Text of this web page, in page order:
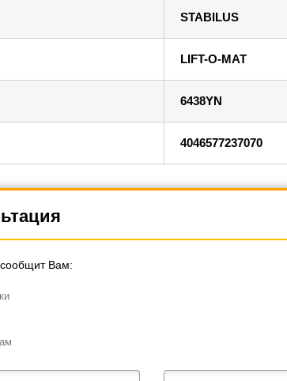
STABILUS
LIFT-O-MAT
6438YN
4046577237070
Вам: